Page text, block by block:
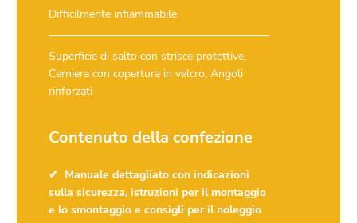
Difficilmente infiammabile
Superficie di salto con strisce protettive,
Cerniera con copertura in velcro, Angoli
rinforzati
Contenuto della confezione
Manuale dettagliato con indicazioni
sulla sicurezza, istruzioni per il montaggio
e lo smontaggio e consigli per il noleggio